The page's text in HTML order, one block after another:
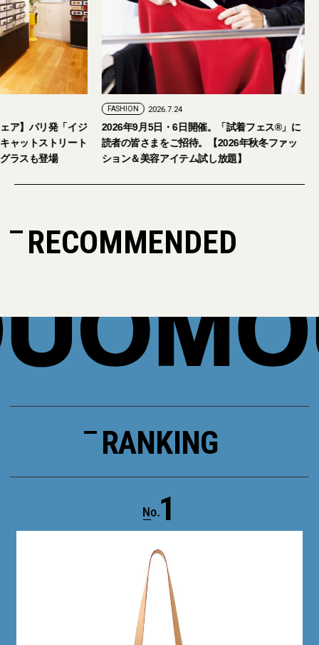
【おしゃれな大人のアイウェア】パリ発「イジ
ピジ」が国内初の旗艦店をキャットストリート
にオープン。日本限定サングラスも登場
2026年9月5日・6
読者の皆さまをご
ション＆美容アイ
RECOMMENDED
RANKING
1